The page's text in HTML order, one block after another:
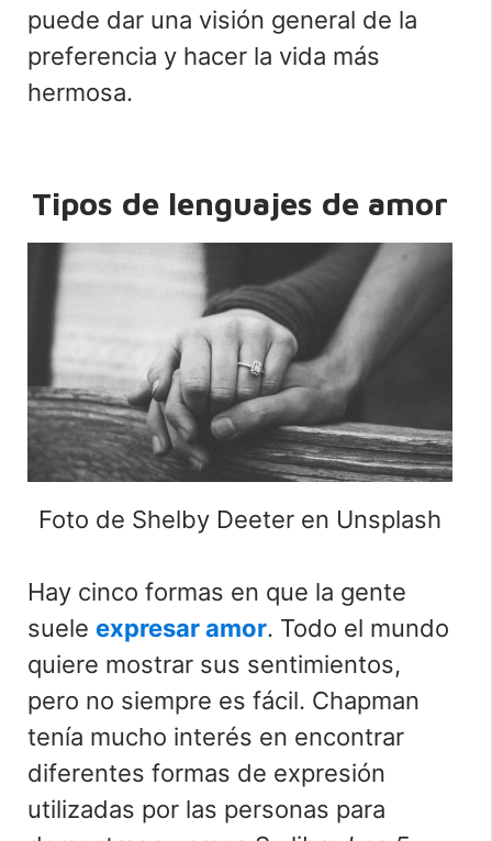
puede dar una visión general de la
preferencia y hacer la vida más
hermosa.
Tipos de lenguajes de amor
Foto de Shelby Deeter en Unsplash
Hay cinco formas en que la gente
suele expresar amor. Todo el mundo
quiere mostrar sus sentimientos,
pero no siempre es fácil. Chapman
tenía mucho interés en encontrar
diferentes formas de expresión
utilizadas por las personas para